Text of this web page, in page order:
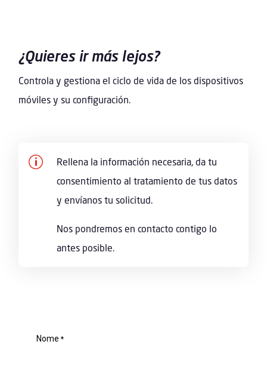
¿Quieres ir más lejos?
Controla y gestiona el ciclo de vida de los dispositivos
móviles y su configuración.
p
Rellena la información necesaria, da tu
consentimiento al tratamiento de tus datos
y envíanos tu solicitud.
Nos pondremos en contacto contigo lo
antes posible.